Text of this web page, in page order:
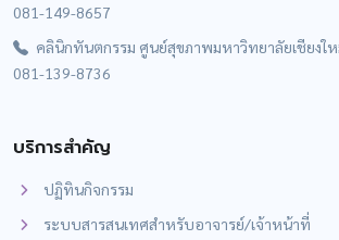
081-149-8657
คลินิกทันตกรรม ศูนย์สุขภาพมหาวิทยาลัยเชียงใ
081-139-8736
บริการสำคัญ
ปฏิทินกิจกรรม
ระบบสารสนเทศสำหรับอาจารย์/เจ้าหน้าที่